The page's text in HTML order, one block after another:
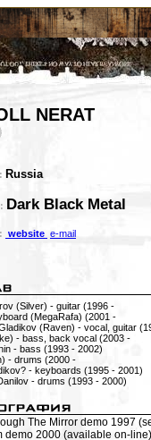
NERAT
Russia
Dark Black Metal
website e-mail
(Silver) - guitar (1996 -
(MegaRafa) (2001 -
(Raven) - vocal, guitar
- bass, back vocal (2003 -
- bass (1993 - 2002)
- drums (2000 -
- keyboards (1995 - 2001)
- drums (1993 - 2000)
The Mirror demo 1997
demo 2000 (available on-line)